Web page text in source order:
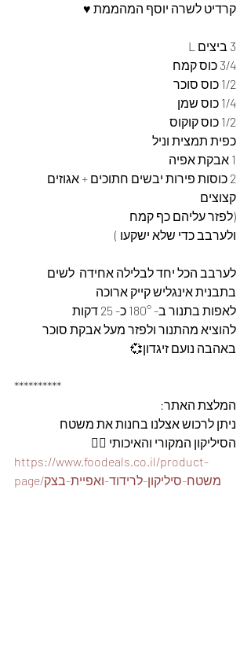
קרדיט לשרה יוסף המהממת ♥️
3 ביצים L
3/4 כוס קמח
1/2 כוס סוכר
1/4 כוס שמן
1/2 כוס קוקוס
כפית תמצית וניל
1 אבקת אפיה
2 כוסות פירות יבשים חתוכים + אגוזים
קצוצים
(לפזר עליהם כף קמח
ולערבב כדי שלא ישקעו )
לערבב הכל יחד לבלילה אחידה  לשים
בתבנית אינגליש קייק ארוכה
לאפות בתנור ב- 180° כ- 25 דקות
להוציא מהתנור ולפזר מעל אבקת סוכר
באהבה נועם זיגדון💞
**********
המלצת האתר:
ניתן לרכוש אצלנו בחנות את משטח
הסיליקון המקורי והאיכותי 👇🏽
https://www.foodeals.co.il/product-
page/משטח-סיליקון-לרידוד-ואפיית-בצק